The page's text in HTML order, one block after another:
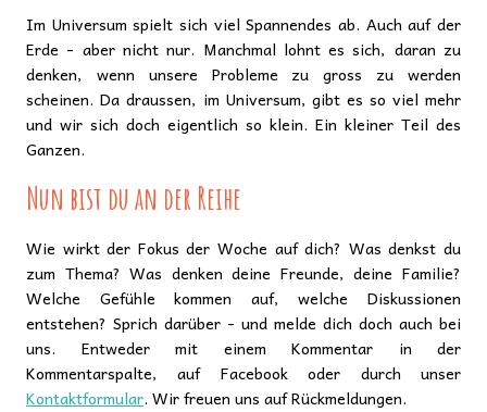
Im Universum spielt sich viel Spannendes ab. Auch auf der
Erde - aber nicht nur. Manchmal lohnt es sich, daran zu
denken, wenn unsere Probleme zu gross zu werden
scheinen. Da draussen, im Universum, gibt es so viel mehr
und wir sich doch eigentlich so klein. Ein kleiner Teil des
Ganzen. ​
Nun bist du an der Reihe
Wie wirkt der Fokus der Woche auf dich? Was denkst du
zum Thema? Was denken deine Freunde, deine Familie?
Welche Gefühle kommen auf, welche Diskussionen
entstehen? Sprich darüber - und melde dich doch auch bei
uns. Entweder mit einem Kommentar in der
Kommentarspalte, auf Facebook oder durch unser
Kontaktformular. Wir freuen uns auf Rückmeldungen.